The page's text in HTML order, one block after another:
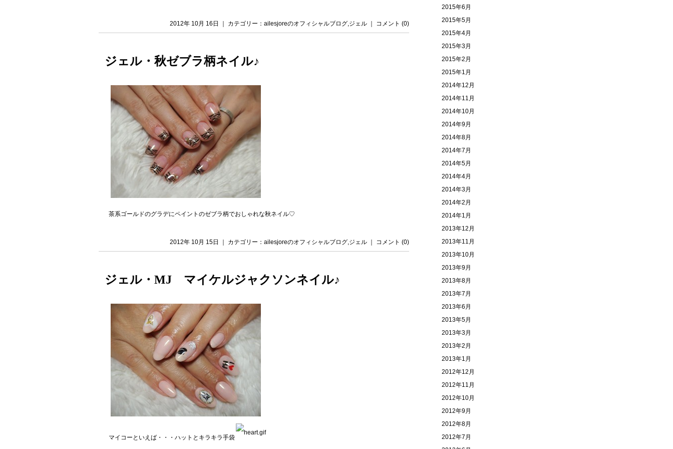
2012年 10月 16日 ｜ カテゴリー： ailesjoreのオフィシャルブログ,ジェル コメント (0)
ジェル・秋ゼブラ柄ネイル♪
茶系ゴールドのグラデにペイントのゼブラ柄でおしゃれな秋ネイル♡
2012年 10月 15日 ｜ カテゴリー： ailesjoreのオフィシャルブログ,ジェル コメント (0)
ジェル・MJ マイケルジャクソンネイル♪
マイコーといえば・・・ハットとキラキラ手袋
2015年6月
2015年5月
2015年4月
2015年3月
2015年2月
2015年1月
2014年12月
2014年11月
2014年10月
2014年9月
2014年8月
2014年7月
2014年5月
2014年4月
2014年3月
2014年2月
2014年1月
2013年12月
2013年11月
2013年10月
2013年9月
2013年8月
2013年7月
2013年6月
2013年5月
2013年3月
2013年2月
2013年1月
2012年12月
2012年11月
2012年10月
2012年9月
2012年8月
2012年7月